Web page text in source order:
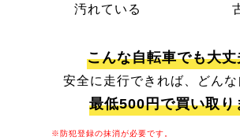
汚れている
こんな自転車でも大丈
安全に走行できれば、どんな
最低500円で買い取り
※防犯登録の抹消が必要です。